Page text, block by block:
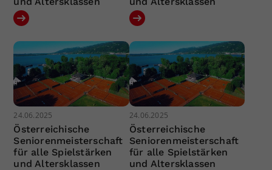
24.06.2025
Österreichische
Seniorenmeisterschaft
für alle Spielstärken
und Altersklassen
24.06.2025
Österreichische
Seniorenmeisterschaft
für alle Spielstärken
und Altersklassen